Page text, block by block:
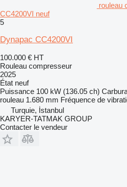
rouleau
CC4200VI neuf
5
Dynapac CC4200VI
100.000 € HT
Rouleau compresseur
2025
État neuf
Puissance 100 kW (136.05 ch)
rouleau 1.680 mm Fréquence de
Turquie, İstanbul
KARYER-TATMAK GROUP
Contacter le vendeur